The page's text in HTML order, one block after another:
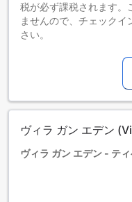
税が必ず課税されます。
ませんので、チェック
さい。
添い寝の場合は宿泊無料
エキストラベッドの追
ます。各ルームタイプ欄
ていない場合は、エキス
【ご注意】6部屋以上を
追加料金が適用されるこ
ヴィラ ガン エデン
ヴィラ ガン エデン - テ